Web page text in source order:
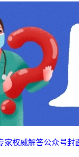
家权威解答公众号封